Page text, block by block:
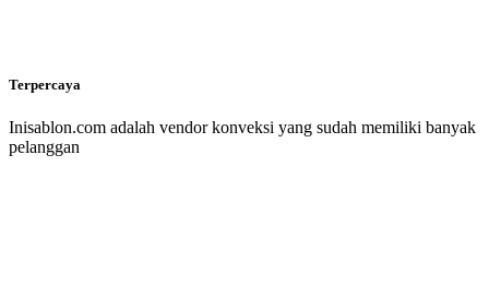
Terpercaya
Inisablon.com adalah vendor konveksi yang sudah memiliki banyak
pelanggan